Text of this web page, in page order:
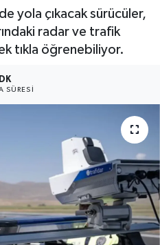
yola çıkacak sürücüler,
radar ve trafik
tıkla öğrenebiliyor.
SÜRESI